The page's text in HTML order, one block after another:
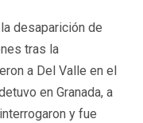
desaparición de
tras la
a Del Valle en el
en Granada, a
y fue